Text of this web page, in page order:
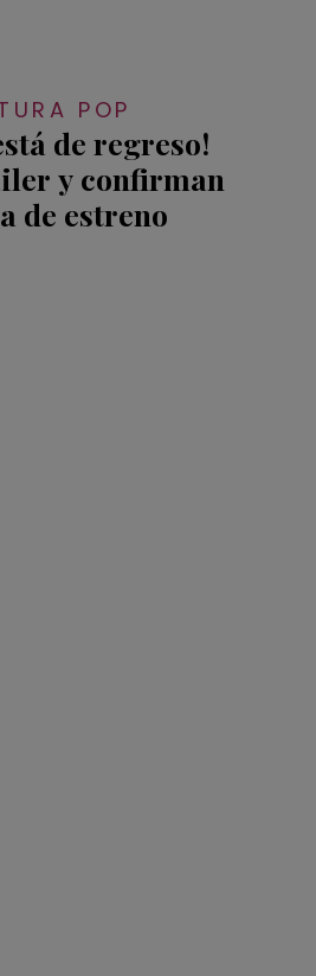
POP
de regreso!
y confirman
de estreno